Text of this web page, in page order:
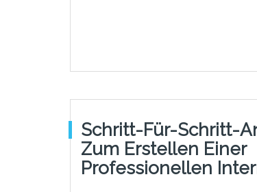
Schritt-Für-Schritt-
Zum Erstellen Einer
Professionellen